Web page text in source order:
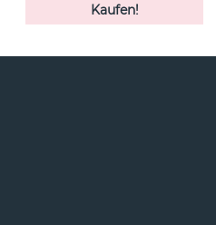
Kaufen!